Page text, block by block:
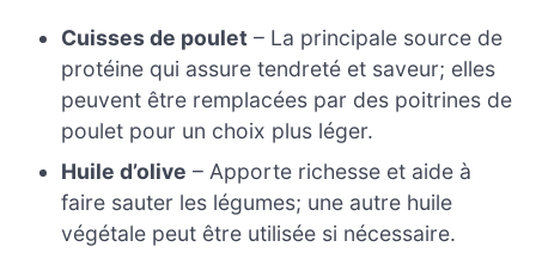
Cuisses de poulet – La principale source de
protéine qui assure tendreté et saveur; elles
peuvent être remplacées par des poitrines de
poulet pour un choix plus léger.
Huile d’olive – Apporte richesse et aide à
faire sauter les légumes; une autre huile
végétale peut être utilisée si nécessaire.